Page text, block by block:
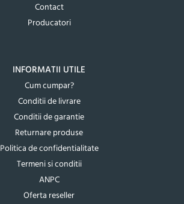
Contact
Producatori
INFORMATII UTILE
Cum cumpar?
Conditii de livrare
Conditii de garantie
Returnare produse
Politica de confidentialitate
Termeni si conditii
ANPC
Oferta reseller